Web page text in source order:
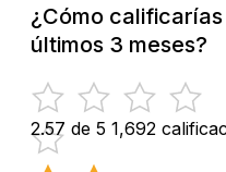
¿Cómo
últimos 3 meses?
2.57 de 5 1,692